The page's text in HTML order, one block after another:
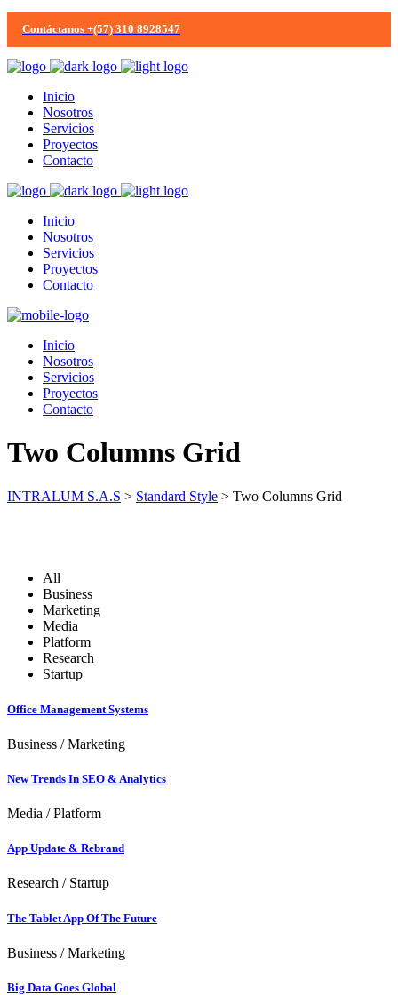
Contáctanos +(57) 310 8928547
Inicio
Nosotros
Servicios
Proyectos
Contacto
Inicio
Nosotros
Servicios
Proyectos
Contacto
Inicio
Nosotros
Servicios
Proyectos
Contacto
Two Columns Grid
INTRALUM S.A.S > Standard Style > Two Columns Grid
All
Business
Marketing
Media
Platform
Research
Startup
Office Management Systems
Business / Marketing
New Trends In SEO & Analytics
Media / Platform
App Update & Rebrand
Research / Startup
The Tablet App Of The Future
Business / Marketing
Big Data Goes Global